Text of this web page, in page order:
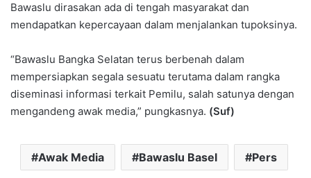
Bawaslu dirasakan ada di tengah masyarakat dan
mendapatkan kepercayaan dalam menjalankan tupoksinya.
“Bawaslu Bangka Selatan terus berbenah dalam
mempersiapkan segala sesuatu terutama dalam rangka
diseminasi informasi terkait Pemilu, salah satunya dengan
mengandeng awak media,” pungkasnya. (Suf)
Awak Media Bawaslu Basel Pers